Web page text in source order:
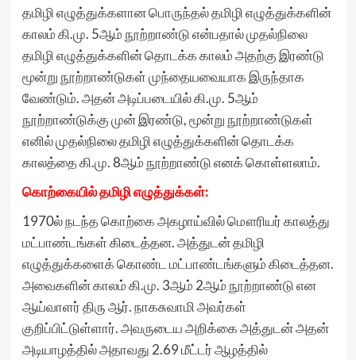
தமிழி எழுத்துக்களான பொருந்தல் தமிழி எழுத்துக்களின்
காலம் கி.மு. 5ஆம் நூற்றாண்டு என்பதால் முதல்நிலை
தமிழி எழுத்துக்களின் தொடக்க காலம் அதற்கு இரண்டு
மூன்று நூற்றாண்டுகள் முந்தையவையாக இருந்தாக
வேண்டும். அதன் அடிப்படையில் கி.மு. 5ஆம்
நூற்றாண்டுக்கு முன் இரண்டு, மூன்று நூற்றாண்டுகள்
எனில் முதல்நிலை தமிழி எழுத்துக்களின் தொடக்க
காலத்தை கி.மு. 8ஆம் நூற்றாண்டு எனக் கொள்ளலாம்.
கொற்கையில் தமிழி எழுத்துக்கள்:
1970ல் நடந்த கொற்கை அகழாய்வில் மௌரியர் காலத்து
மட்பாண்டங்கள் கிடைத்தன. அத்துடன் தமிழி
எழுத்துக்களைக் கொண்ட மட்பாண்டங்களும் கிடைத்தன.
அவைகளின் காலம் கி.மு. 3ஆம் 2ஆம் நூற்றாண்டு என
ஆய்வாளர் திரு ஆர். நாகசுவாமி அவர்கள்
குறிப்பிட்டுள்ளார். அவருடைய அறிக்கை அத்துடன் அதன்
அடியாழத்தில் அதாவது 2.69 மீட்டர் ஆழத்தில்